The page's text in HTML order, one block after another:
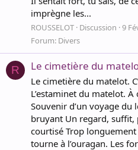
imprègne les...
ROUSSELOT Discussion 9
Forum: Divers
R Le cimetière du
Le cimetière du matelot.
L’estaminet du matelot.
Souvenir d’un voyage du
bruyant Un regard, suffit,
courtisé Trop
tourne à l’ouragan. Les